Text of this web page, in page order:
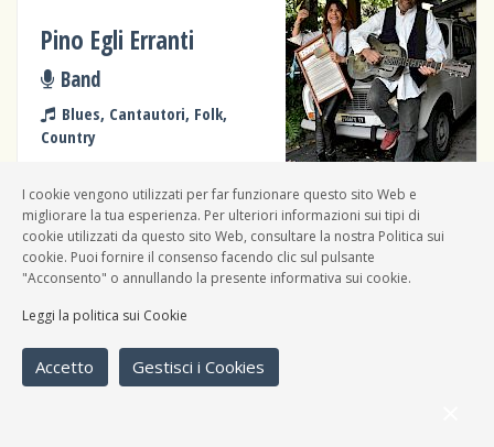
Pino Egli Erranti
Band
Blues, Cantautori, Folk,
Country
Noisy Brocks
Band
Hard rock, Blues, Punk rock
I cookie vengono utilizzati per far funzionare questo sito Web e
migliorare la tua esperienza. Per ulteriori informazioni sui tipi di
cookie utilizzati da questo sito Web, consultare la nostra Politica sui
cookie. Puoi fornire il consenso facendo clic sul pulsante
"Acconsento" o annullando la presente informativa sui cookie.
Leggi la politica sui Cookie
Accetto Gestisci i Cookies